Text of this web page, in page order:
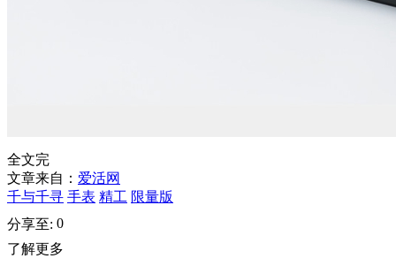
全文完
文章来自： 爱活网
千与千寻 手表 精工 限量版
分享至: 0
了解更多